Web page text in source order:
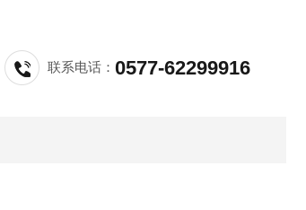
联系电话：0577-62299916